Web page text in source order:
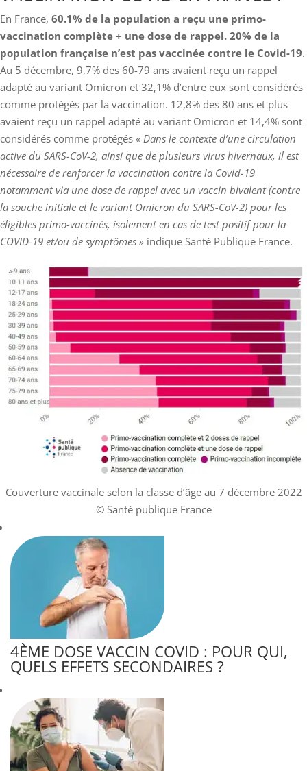
En France, 60.1% de la population a reçu une primo-
vaccination complète + une dose de rappel. 20% de la
population française n’est pas vaccinée contre le Covid-19.
Au 5 décembre, 9,7% des 60-79 ans avaient reçu un rappel
adapté au variant Omicron et 32,1% d’entre eux sont considérés
comme protégés par la vaccination. 12,8% des 80 ans et plus
avaient reçu un rappel adapté au variant Omicron et 14,4% sont
considérés comme protégés « Dans le contexte d’une circulation
active du SARS-CoV-2, ainsi que de plusieurs virus hivernaux, il est
nécessaire de renforcer la vaccination contre la Covid-19
notamment via une dose de rappel avec un vaccin bivalent (contre
la souche initiale et le variant Omicron du SARS-CoV-2) pour les
éligibles primo-vaccinés, isolement en cas de test positif pour la
COVID-19 et/ou de symptômes » indique Santé Publique France.
Couverture vaccinale selon la classe d’âge au 7 décembre 2022
© Santé publique France
4ÈME DOSE VACCIN COVID : POUR QUI,
QUELS EFFETS SECONDAIRES ?